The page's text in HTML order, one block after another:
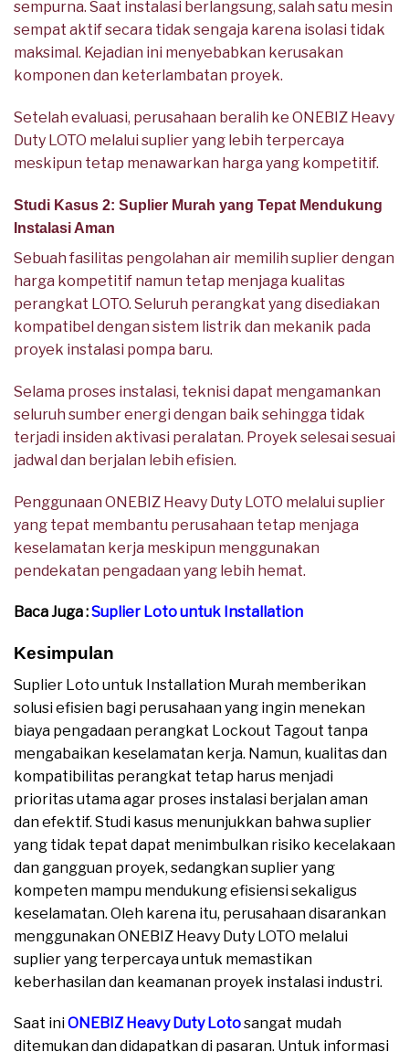
sempurna. Saat instalasi berlangsung, salah satu mesin
sempat aktif secara tidak sengaja karena isolasi tidak
maksimal. Kejadian ini menyebabkan kerusakan
komponen dan keterlambatan proyek.
Setelah evaluasi, perusahaan beralih ke ONEBIZ Heavy
Duty LOTO melalui suplier yang lebih terpercaya
meskipun tetap menawarkan harga yang kompetitif.
Studi Kasus 2: Suplier Murah yang Tepat Mendukung
Instalasi Aman
Sebuah fasilitas pengolahan air memilih suplier dengan
harga kompetitif namun tetap menjaga kualitas
perangkat LOTO. Seluruh perangkat yang disediakan
kompatibel dengan sistem listrik dan mekanik pada
proyek instalasi pompa baru.
Selama proses instalasi, teknisi dapat mengamankan
seluruh sumber energi dengan baik sehingga tidak
terjadi insiden aktivasi peralatan. Proyek selesai sesuai
jadwal dan berjalan lebih efisien.
Penggunaan ONEBIZ Heavy Duty LOTO melalui suplier
yang tepat membantu perusahaan tetap menjaga
keselamatan kerja meskipun menggunakan
pendekatan pengadaan yang lebih hemat.
Baca Juga :Suplier Loto untuk Installation
Kesimpulan
Suplier Loto untuk Installation Murah memberikan
solusi efisien bagi perusahaan yang ingin menekan
biaya pengadaan perangkat Lockout Tagout tanpa
mengabaikan keselamatan kerja. Namun, kualitas dan
kompatibilitas perangkat tetap harus menjadi
prioritas utama agar proses instalasi berjalan aman
dan efektif. Studi kasus menunjukkan bahwa suplier
yang tidak tepat dapat menimbulkan risiko kecelakaan
dan gangguan proyek, sedangkan suplier yang
kompeten mampu mendukung efisiensi sekaligus
keselamatan. Oleh karena itu, perusahaan disarankan
menggunakan ONEBIZ Heavy Duty LOTO melalui
suplier yang terpercaya untuk memastikan
keberhasilan dan keamanan proyek instalasi industri.
Saat iniONEBIZ Heavy Duty Lotosangat mudah
ditemukan dan didapatkan di pasaran. Untuk informasi